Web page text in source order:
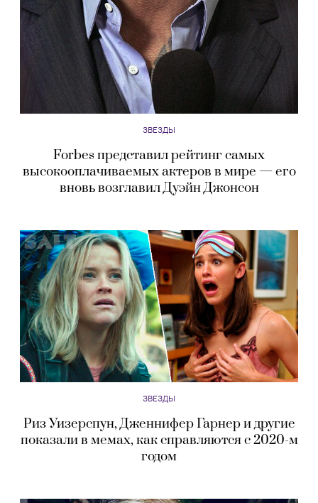
ЗВЕЗДЫ
Forbes представил рейтинг самых
высокооплачиваемых актеров в мире — его
вновь возглавил Дуэйн Джонсон
ЗВЕЗДЫ
Риз Уизерспун, Дженнифер Гарнер и другие
показали в мемах, как справляются с 2020-м
годом